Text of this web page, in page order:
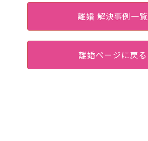
離婚 解決事例一覧
離婚ページに戻る